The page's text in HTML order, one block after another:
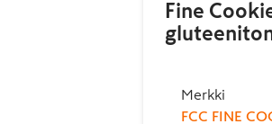
Fine
Merkki
FCC FINE